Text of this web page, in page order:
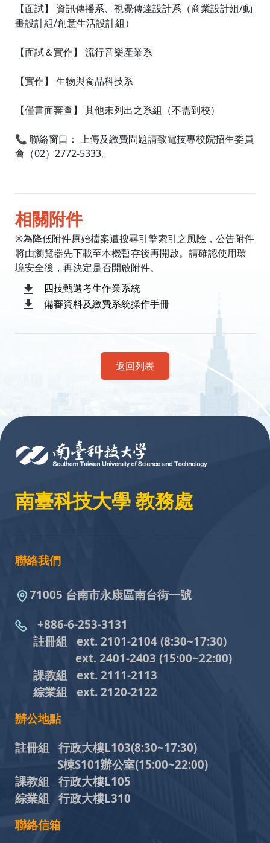
【面試】 資訊傳播系、視覺傳達設計系（商業設計組/動
畫設計組/創意生活設計組）
【面試＆實作】 流行音樂產業系
【實作】 生物與食品科技系
【僅書面審查】 其他未列出之系組（不需到校）
📞 聯絡窗口： 上傳及繳費問題請致電技專校院招生委員
會（02）2772-5333。
相關附件
※為降低附件原始檔案遭搜尋引擎索引之風險，公告附件
將由瀏覽器先下載至本機暫存後再開啟。請確認使用環
境安全後，再決定是否開啟附件。
四技甄選考生作業系統
備審資料及繳費系統操作手冊
返回列表
南臺科技大學 教務處
聯絡我們
71005 台南市永康區南台街一號
+886-6-253-3131
註冊組 ext. 2101-2104 (8:30~17:30)
ext. 2401-2403 (15:00~22:00)
課教組 ext. 2111-2113
綜業組
ext. 2120-2122
辦公地點
註冊組 行政大樓L103(8:30~17:30)
S棟S101辦公室(15:00~22:00)
課教組 行政大樓L105
綜業組 行政大樓L310
聯絡信箱